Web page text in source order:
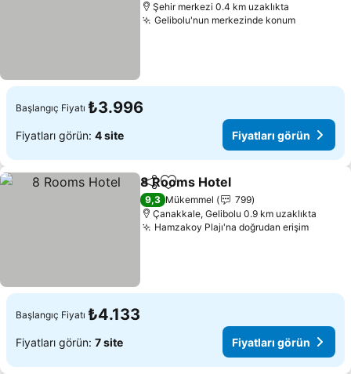
Şehir merkezi 0.4 km uzaklıkta
Gelibolu'nun merkezinde konum
Başlangıç Fiyatı ₺3.996
Fiyatları görün: 4 site Fiyatları görün
PaylaşFavorilerime ekle
8 Rooms Hotel
9,3 Mükemmel
799
Çanakkale, Gelibolu 0.9 km uzaklıkta
Hamzakoy Plajı'na doğrudan erişim
Başlangıç Fiyatı ₺4.133
Fiyatları görün: 7 site Fiyatları görün